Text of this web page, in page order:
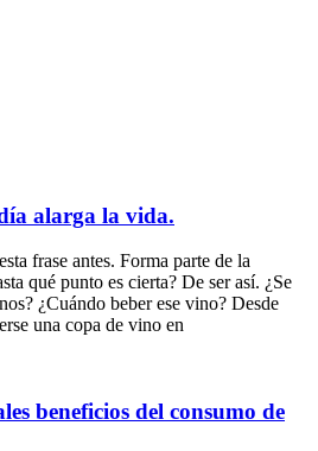
alarga la vida.
frase antes. Forma parte de la
qué punto es cierta? De ser así. ¿Se
¿Cuándo beber ese vino? Desde
una copa de vino en
beneficios del consumo de